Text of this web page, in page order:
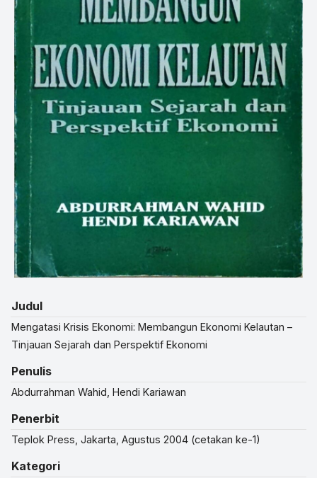
Judul
Mengatasi Krisis Ekonomi: Membangun Ekonomi Kelautan –
Tinjauan Sejarah dan Perspektif Ekonomi
Penulis
Abdurrahman Wahid, Hendi Kariawan
Penerbit
Teplok Press, Jakarta, Agustus 2004 (cetakan ke-1)
Kategori